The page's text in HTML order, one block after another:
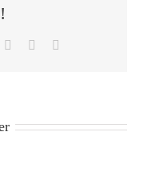
Pinterest